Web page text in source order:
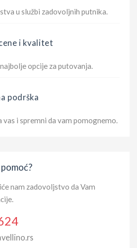
u službi zadovoljnih putnika.
i kvalitet
opcije za putovanja.
podrška
vas i spremni da vam pomognemo.
nam zadovoljstvo da Vam